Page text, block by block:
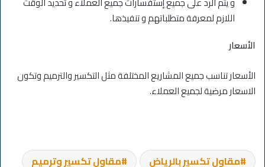
اللازم لمعرفة متطلباتهم و تنفيذها.
الأسعار
الأسعار تناسب جميع المشاريع المختلفة مثل التكسير والترميم وتكون
الاسعار مرضية لجميع العملاء.
مقاول تكسير بالرياض مقاول تكسير وترميم